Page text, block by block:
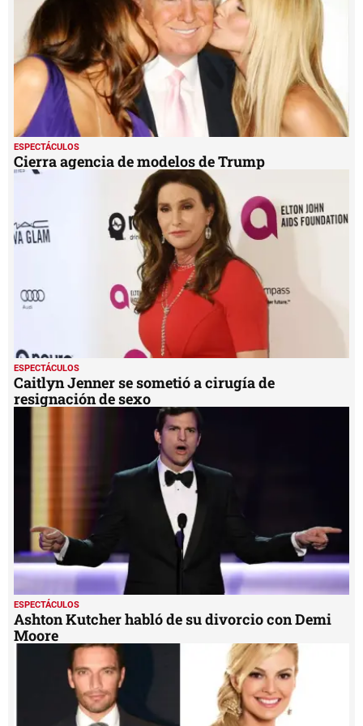
ESPECTÁCULOS
Cierra agencia de modelos de Trump
ESPECTÁCULOS
Caitlyn Jenner se sometió a cirugía de
resignación de sexo
ESPECTÁCULOS
Ashton Kutcher habló de su divorcio con Demi
Moore